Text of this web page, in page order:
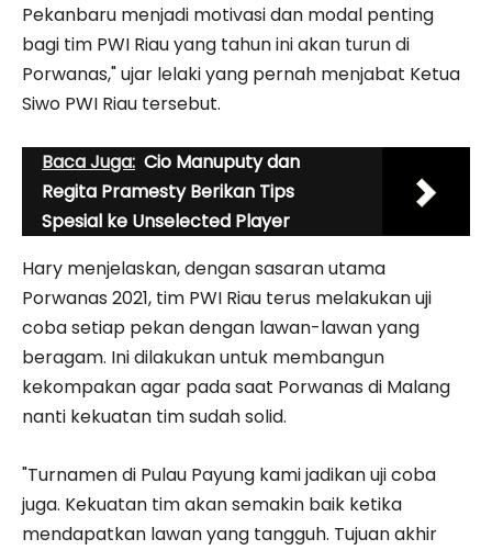
Pekanbaru menjadi motivasi dan modal penting
bagi tim PWI Riau yang tahun ini akan turun di
Porwanas," ujar lelaki yang pernah menjabat Ketua
Siwo PWI Riau tersebut.
Baca Juga: Cio Manuputy dan
Regita Pramesty Berikan Tips
Spesial ke Unselected Player
Hary menjelaskan, dengan sasaran utama
Porwanas 2021, tim PWI Riau terus melakukan uji
coba setiap pekan dengan lawan-lawan yang
beragam. Ini dilakukan untuk membangun
kekompakan agar pada saat Porwanas di Malang
nanti kekuatan tim sudah solid.
"Turnamen di Pulau Payung kami jadikan uji coba
juga. Kekuatan tim akan semakin baik ketika
mendapatkan lawan yang tangguh. Tujuan akhir